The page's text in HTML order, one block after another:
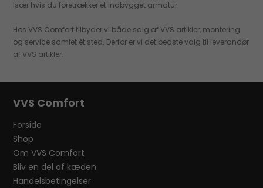
Især hvis du foretrækker et indbygget armatur.
Hos VVS Comfort tilbyder vi både salg af VVS artikler, montering
og service samlet ét sted. Derfor er vi det bedste valg til leverandør
af VVS artikler.
VVS Comfort
Forside
Shop
Om VVS Comfort
Bliv en del af kæden
Handelsbetingelser